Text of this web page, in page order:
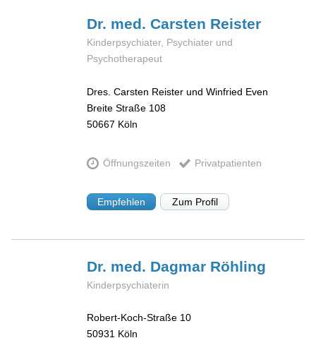
Dr. med. Carsten Reister
Kinderpsychiater, Psychiater und
Psychotherapeut
Dres. Carsten Reister und Winfried Even
Breite Straße 108
50667 Köln
Öffnungszeiten Privatpatienten
Empfehlen Zum Profil
Dr. med. Dagmar Röhling
Kinderpsychiaterin
Robert-Koch-Straße 10
50931 Köln